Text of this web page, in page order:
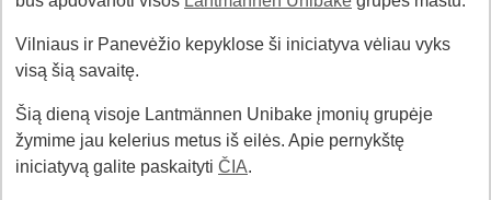
Vilniaus ir Panevėžio kepyklose ši iniciatyva vėliau vyks
visą šią savaitę.
Šią dieną visoje Lantmännen Unibake įmonių grupėje
žymime jau kelerius metus iš eilės. Apie pernykštę
iniciatyvą galite paskaityti ČIA.